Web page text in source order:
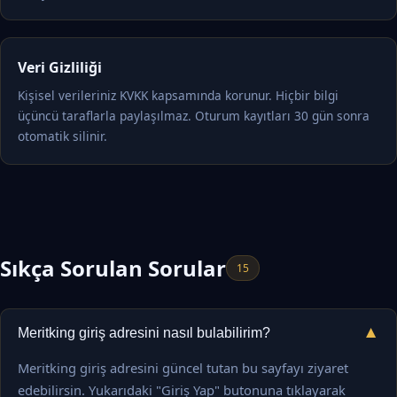
Veri Gizliliği
Kişisel verileriniz KVKK kapsamında korunur. Hiçbir bilgi
üçüncü taraflarla paylaşılmaz. Oturum kayıtları 30 gün sonra
otomatik silinir.
Sıkça Sorulan Sorular 15
Meritking giriş adresini nasıl bulabilirim? ▼
Meritking giriş adresini güncel tutan bu sayfayı ziyaret
edebilirsin. Yukarıdaki "Giriş Yap" butonuna tıklayarak